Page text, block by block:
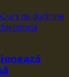
Curs de doctrine
Istoria